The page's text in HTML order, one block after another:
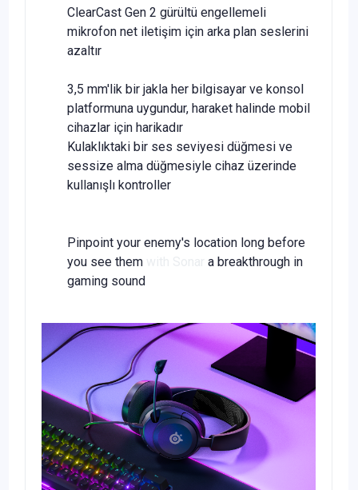
ClearCast Gen 2 gürültü engellemeli
mikrofon net iletişim için arka plan seslerini
azaltır
3,5 mm'lik bir jakla her bilgisayar ve konsol
platformuna uygundur, haraket halinde mobil
cihazlar için harikadır
Kulaklıktaki bir ses seviyesi düğmesi ve
sessize alma düğmesiyle cihaz üzerinde
kullanışlı kontroller
Pinpoint your enemy's location long before
you see them
a breakthrough in
gaming sound